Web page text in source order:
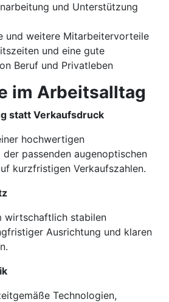
und Unterstützung
und weitere Mitarbeitervorteile
und eine gute
Beruf und Privatleben
im Arbeitsalltag
statt Verkaufsdruck
hochwertigen
der passenden augenoptischen
kurzfristigen Verkaufszahlen.
wirtschaftlich stabilen
Ausrichtung und klaren
Technologien,